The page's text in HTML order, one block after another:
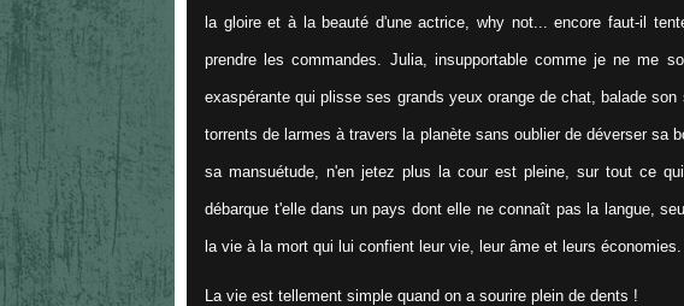
la gloire et à la beauté d'une actrice, why not... encore faut-il
prendre les commandes. Julia, insupportable comme je ne me
exaspérante qui plisse ses grands yeux orange de chat, balade
torrents de larmes à travers la planète sans oublier de déverser sa
sa mansuétude, n'en jetez plus la cour est pleine, sur tout ce
débarque t'elle dans un pays dont elle ne connaît pas la langue,
la vie à la mort qui lui confient leur vie, leur âme et leurs économies.
La vie est tellement simple quand on a sourire plein de dents !